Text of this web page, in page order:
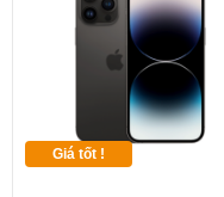
Giá tốt !